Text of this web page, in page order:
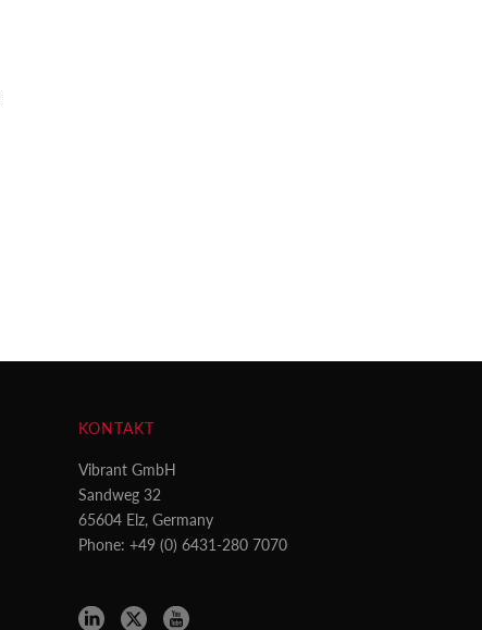
KONTAKT
Vibrant GmbH
Sandweg 32
65604 Elz, Germany
Phone: +49 (0) 6431-280 7070